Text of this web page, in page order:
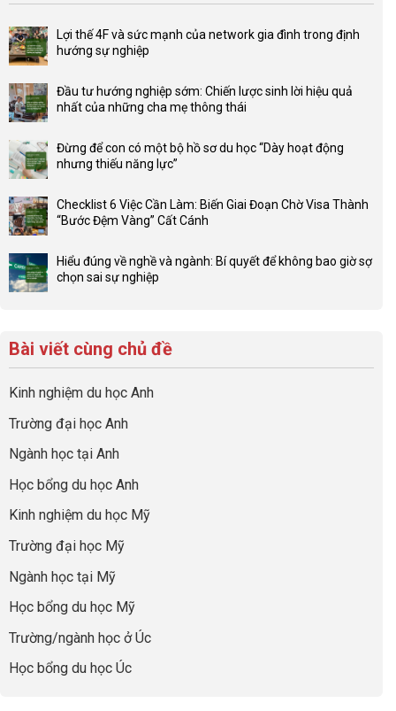
Lợi thế 4F và sức mạnh của network gia đình trong định
hướng sự nghiệp
bình
luận
Lợi
thế
sức
mạnh
network
gia
đình
sự
nghiệp
Đầu tư hướng nghiệp sớm: Chiến lược sinh lời hiệu quả
nhất của những cha mẹ thông thái
bình
luận
Đầu
tư
sớm:
Chiến
hiệu
quả
của
cha
thông
Đừng để con có một bộ hồ sơ du học “Dày hoạt động
nhưng thiếu năng lực”
bình
luận
Đừng
để
hồ
sơ
du
học
“Dày
hoạt
động
nhưng
thiếu
năng
lực”
Checklist 6 Việc Cần Làm: Biến Giai Đoạn Chờ Visa Thành
“Bước Đệm Vàng” Cất Cánh
bình
luận
Việc
Biến
Đoạn
Visa
“Bước
Vàng”
Cất
Cánh
Hiểu đúng về nghề và ngành: Bí quyết để không bao giờ sợ
chọn sai sự nghiệp
luận
ở
Hiểu
đúng
nghề
và
ngành:
quyết
không
giờ
chọn
sự
Bài viết cùng chủ đề
Kinh nghiệm du học Anh
Trường đại học Anh
Ngành học tại Anh
Học bổng du học Anh
Kinh nghiệm du học Mỹ
Trường đại học Mỹ
Ngành học tại Mỹ
Học bổng du học Mỹ
Trường/ngành học ở Úc
Học bổng du học Úc